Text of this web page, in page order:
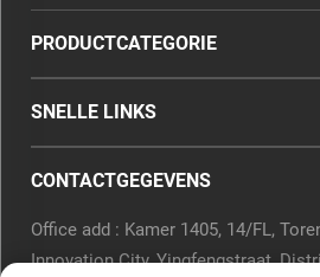
PRODUCTCATEGORIE
SNELLE LINKS
CONTACTGEGEVENS
Office add : Kamer 1405, 14/FL,
Innovation City, Yingfengstraat,